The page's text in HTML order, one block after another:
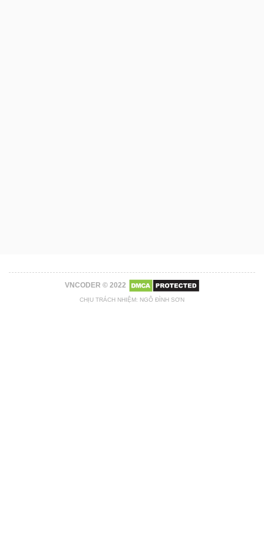
VNCODER © 2022
CHỊU TRÁCH NHIỆM: NGÔ ĐÌNH SƠN